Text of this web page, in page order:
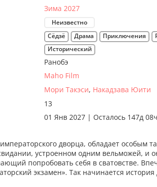
Зима 2027
Неизвестно
Сёдзё Драма Приключения
Исторический
Ранобэ
Maho Film
Мори Такэси Накадзава Юити
13
01 Янв 2027 | Осталось 147д
дворца, обладает особым
устроенном одним вельможей, и
попробовать себя в сватовстве.
экзамен». Так начинается